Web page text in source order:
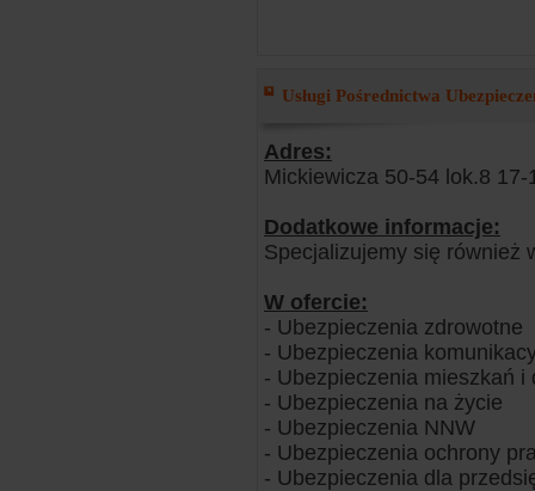
Usługi Pośrednictwa
Adres:
Mickiewicza 50-54 lok.8
Dodatkowe informacje:
Specjalizujemy się również
W ofercie:
- Ubezpieczenia zdrowotne
- Ubezpieczenia
- Ubezpieczenia mieszkań i
- Ubezpieczenia na życie
- Ubezpieczenia NNW
- Ubezpieczenia ochrony
- Ubezpieczenia dla